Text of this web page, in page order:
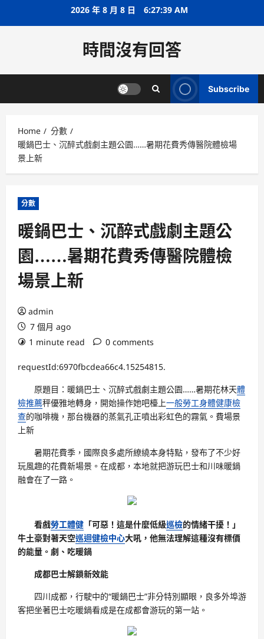
2026 年 8 月 8 日 6:27:40 AM
時間沒有回答
Subscribe
Home
分數
暖鍋巴士、沉醉式戲劇主題公園……暑期花費秀傳醫院體檢場
景上新
分數
暖鍋巴士、沉醉式戲劇主題公
園……暑期花費秀傳醫院體檢
場景上新
admin
7 個月 ago
1 minute read
0 comments
requestId:6970fbcdea66c4.15254815.
原題目：暖鍋巴士、沉醉式戲劇主題公園……暑期花林天體
檢推薦秤優雅地轉身，開始操作她吧檯上一般勞工身體健康檢
查的咖啡機，那台機器的蒸氣孔正噴出彩虹色的霧氣。費場景
上新
暑期花費季，國際良多處所繚繞本身特點，發布了不少好
玩風趣的花費新場景。在成都，本地就把游玩巴士和川味暖鍋
融會在了一路。
看戲勞工體健 「可惡！這是什麼低級巡檢的情緒干擾！」
牛土豪對著天空巡迴健檢中心大吼，他無法理解這種沒有標價
的能量。劇、吃暖鍋
成都巴士解鎖新效能
四川成都，行駛中的“暖鍋巴士”非分特別顯眼，良多外埠游
客把坐著巴士吃暖鍋看成是在成都會游玩的第一站。